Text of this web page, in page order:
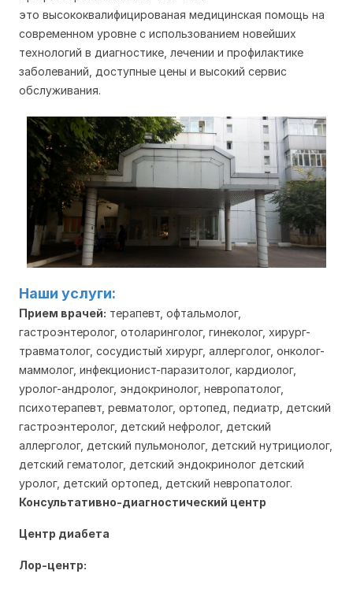
это высококвалифицированая медицинская помощь на
современном уровне с использованием новейших
технологий в диагностике, лечении и профилактике
заболеваний, доступные цены и высокий сервис
обслуживания.
Наши услуги:
Прием врачей: терапевт, офтальмолог,
гастроэнтеролог, отоларинголог, гинеколог, хирург-
травматолог, сосудистый хирург, аллерголог, онколог-
маммолог, инфекционист-паразитолог, кардиолог,
уролог-андролог, эндокринолог, невропатолог,
психотерапевт, ревматолог, ортопед, педиатр, детский
гастроэнтеролог, детский нефролог, детский
аллерголог, детский пульмонолог, детский нутрициолог,
детский гематолог, детский эндокринолог детский
уролог, детский ортопед, детский невропатолог.
Консультативно-диагностический центр
Центр диабета
Лор-центр: